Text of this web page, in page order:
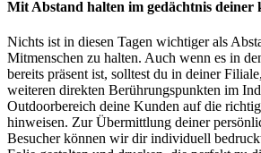
Mit Abstand halten im gedächtnis deiner
Nichts ist in diesen Tagen wichtiger als
Mitmenschen zu halten. Auch wenn es in
bereits präsent ist, solltest du in deiner
weiteren direkten Berührungspunkten im
Outdoorbereich deine Kunden auf die
hinweisen. Zur Übermittlung deiner
Besucher können wir dir individuell